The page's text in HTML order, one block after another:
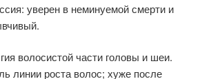
уверен в неминуемой смерти и
волосистой части головы и шеи.
линии роста волос; хуже после